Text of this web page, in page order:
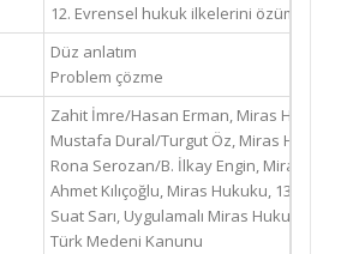
12. Evrensel hukuk ilkelerini
Düz anlatım
Problem çözme
Zahit İmre/Hasan Erman, Miras Hukuku,
Mustafa Dural/Turgut Öz, Miras
Rona Serozan/B. İlkay Engin, Miras
Ahmet Kılıçoğlu, Miras Hukuku, 13.
Suat Sarı, Uygulamalı Miras Hukuku,
Türk Medeni Kanunu